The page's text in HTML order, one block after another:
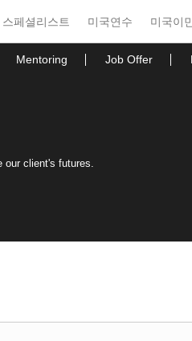
스페셜리스트 미국연수 미국이
Mentoring Job Offer
our client's futures.